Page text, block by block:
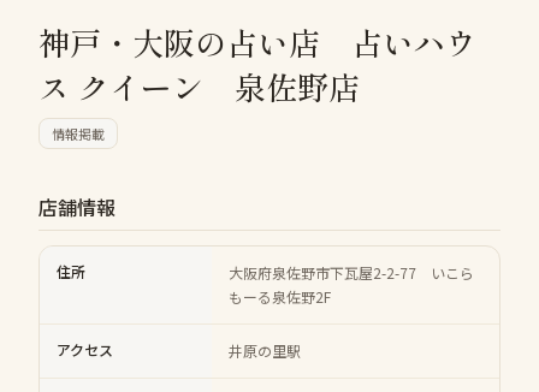
神戸・大阪の占い店 占いハウ
ス クイーン 泉佐野店
情報掲載
店舗情報
住所
大阪府泉佐野市下瓦屋2-2-77 いこら
もーる泉佐野2F
アクセス 井原の里駅